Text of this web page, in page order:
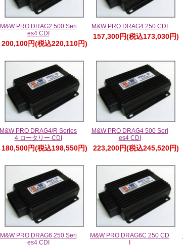
M&W PRO DRAG2 500 Seri
es4 CDI
200,100円(税込220,110円)
M&W PRO DRAG4 250 CDI
157,300円(税込173,030円)
M&W PRO DRAG4/R Series
4 ロータリー CDI
180,500円(税込198,550円)
M&W PRO DRAG4 500 Seri
es4 CDI
223,200円(税込245,520円)
M&W PRO DRAG6 250 Seri
es4 CDI
M&W PRO DRAG6C 250 CD